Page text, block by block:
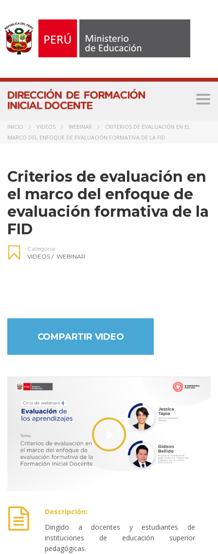
INICIO VIDEOS WEBINAR
CRITERIOS DE EVALUACIÓN EN EL
MARCO DEL ENFOQUE DE EVALUACIÓN FORMATIVA DE LA FID
Criterios de evaluación en
el marco del enfoque de
evaluación formativa de la
FID
Categoria:
VIDEOS / WEBINAR
COMPARTIR VIDEO
Descripción:
Dirigido a docentes y estudiantes de
instituciones de educación superior
pedagógicas.